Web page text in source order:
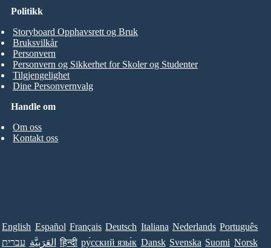
Handle om
Om oss
Kontakt oss
Politikk
Storyboard Opphavsrett og Bruk
Bruksvilkår
Personvern
Personvern og Sikkerhet for Skoler og Studenter
Tilgjengelighet
Dine Personvernvalg
English Español Français Deutsch Italiana Nederlands Português
עברית العَرَبِيَّة हिन्दी ру́сский язы́к Dansk Svenska Suomi Norsk